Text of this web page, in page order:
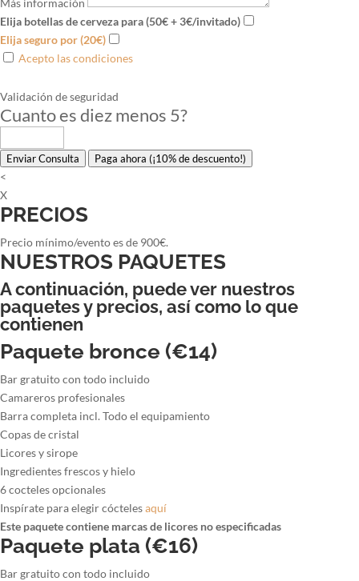
Más información
Elija botellas de cerveza para (50€ + 3€/invitado)
Elija seguro por (20€)
Acepto las condiciones
Validación de seguridad
Cuanto es diez menos 5?
Enviar Consulta Paga ahora (¡10% de descuento!)
<
X
PRECIOS
Precio mínimo/evento es de 900€.
NUESTROS PAQUETES
A continuación, puede ver nuestros
paquetes y precios, así como lo que
contienen
Paquete bronce (€14)
Bar gratuito con todo incluido
Camareros profesionales
Barra completa incl. Todo el equipamiento
Copas de cristal
Licores y sirope
Ingredientes frescos y hielo
6 cocteles opcionales
Inspírate para elegir cóctelesaquí
Este paquete contiene marcas de licores no especificadas
Paquete plata (€16)
Bar gratuito con todo incluido